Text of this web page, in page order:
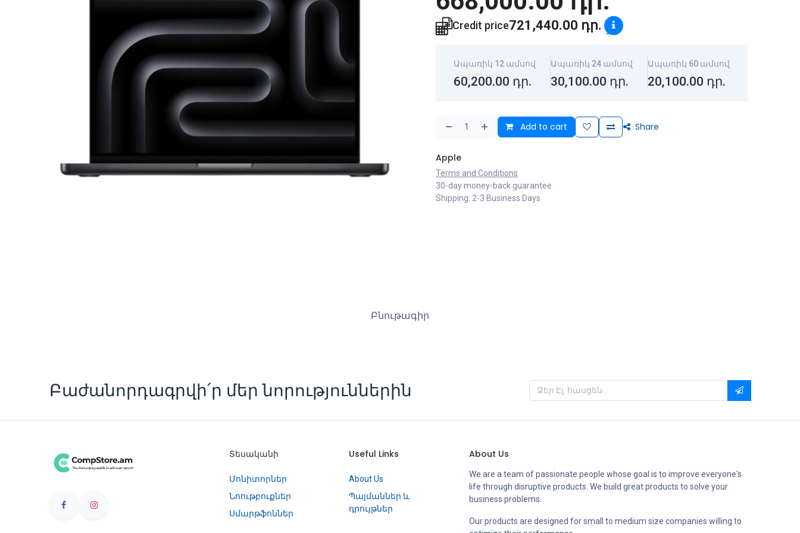
Credit price721,440.00 դր.
Ապառիկ 12 ամսով
60,200.00 դր.
Ապառիկ 24 ամսով
30,100.00 դր.
Ապառիկ 60 ամսով
20,100.00 դր.
Add to cart Share
Apple
Terms and Conditions
30-day money-back guarantee
Shipping: 2-3 Business Days
Բնութագիր
Բաժանորդագրվի՛ր մեր նորություններին
Տեսականի
Մոնիտորներ
Նոութբուքներ
Սմարթֆոններ
Useful Links
About Us
Պայմաններ և
դրույթներ
About Us
We are a team of passionate people whose goal is to improve everyone's
life through disruptive products. We build great products to solve your
business problems.
Our products are designed for small to medium size companies willing to